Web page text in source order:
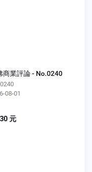
商業評論 - No.0240
08-01
元